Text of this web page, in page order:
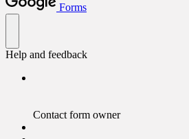
Forms
Help and feedback
Contact form owner